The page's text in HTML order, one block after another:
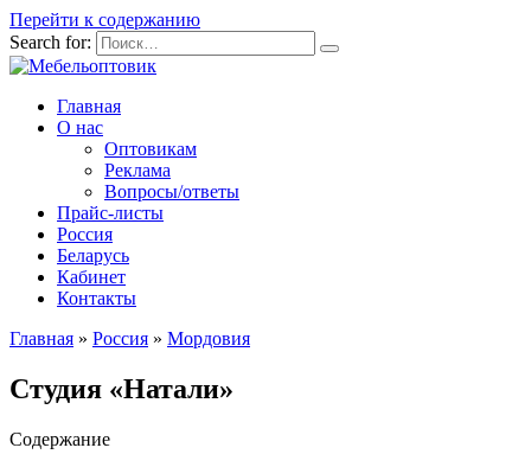
Перейти к содержанию
Search for:
Главная
О нас
Оптовикам
Реклама
Вопросы/ответы
Прайс-листы
Россия
Беларусь
Кабинет
Контакты
Главная » Россия » Мордовия
Студия «Натали»
Содержание